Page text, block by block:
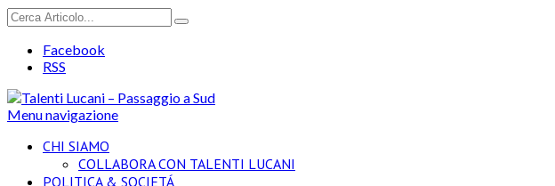
Facebook
RSS
Menu navigazione
CHI SIAMO
COLLABORA CON TALENTI LUCANI
POLITICA & SOCIETÁ